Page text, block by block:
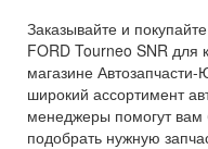
Заказывайте и
FORD Tourneo SNR для
магазине
широкий ассортимент
менеджеры помогут вам
подобрать нужную